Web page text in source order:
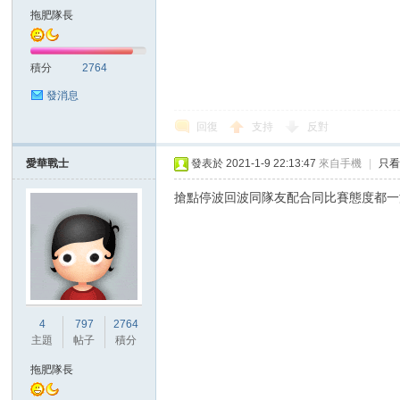
討
拖肥隊長
積分 2764
發消息
回復 支持 反對
愛華戰士
4
主題
797
帖子
2764
積分
拖肥隊長
發表於 2021-1-9 22:13:47 來自手機 只
搶點停波回波同隊友配合同比賽態度都